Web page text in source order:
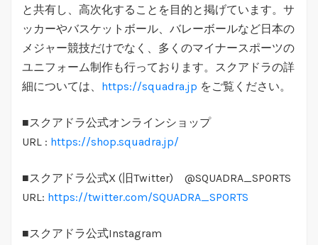
と共有し、高次化することを目的と掲げています。サ
ッカーやバスケットボール、バレーボールなど日本の
メジャー競技だけでなく、多くのマイナースポーツの
ユニフォーム制作も行っております。スクアドラの詳
細については、 https://squadra.jp をご覧ください。
■スクアドラ公式オンラインショップ
URL : https://shop.squadra.jp/
■スクアドラ公式X (旧Twitter) @SQUADRA_SPORTS
URL: https://twitter.com/SQUADRA_SPORTS
■スクアドラ公式Instagram